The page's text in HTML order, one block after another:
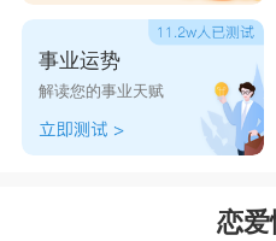
事业运势
解读您的事业天赋
恋爱